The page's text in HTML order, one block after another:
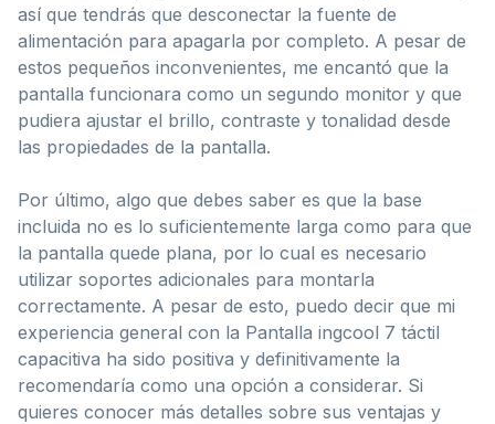
así que tendrás que desconectar la fuente de
alimentación para apagarla por completo. A pesar de
estos pequeños inconvenientes, me encantó que la
pantalla funcionara como un segundo monitor y que
pudiera ajustar el brillo, contraste y tonalidad desde
las propiedades de la pantalla.
Por último, algo que debes saber es que la base
incluida no es lo suficientemente larga como para que
la pantalla quede plana, por lo cual es necesario
utilizar soportes adicionales para montarla
correctamente. A pesar de esto, puedo decir que mi
experiencia general con la Pantalla ingcool 7 táctil
capacitiva ha sido positiva y definitivamente la
recomendaría como una opción a considerar. Si
quieres conocer más detalles sobre sus ventajas y